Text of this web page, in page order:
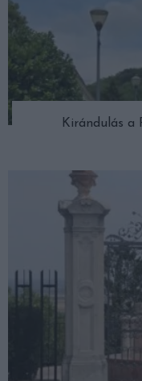
Kirándulás a